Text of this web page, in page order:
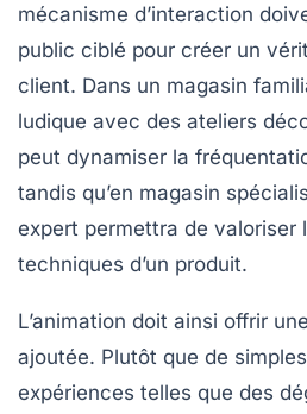
mécanisme d’interaction
public ciblé pour créer un
client. Dans un magasin
ludique avec des ateliers
peut dynamiser la
tandis qu’en magasin
expert permettra de valoriser
techniques d’un produit.
L’animation doit ainsi offrir
ajoutée. Plutôt que de
expériences telles que des